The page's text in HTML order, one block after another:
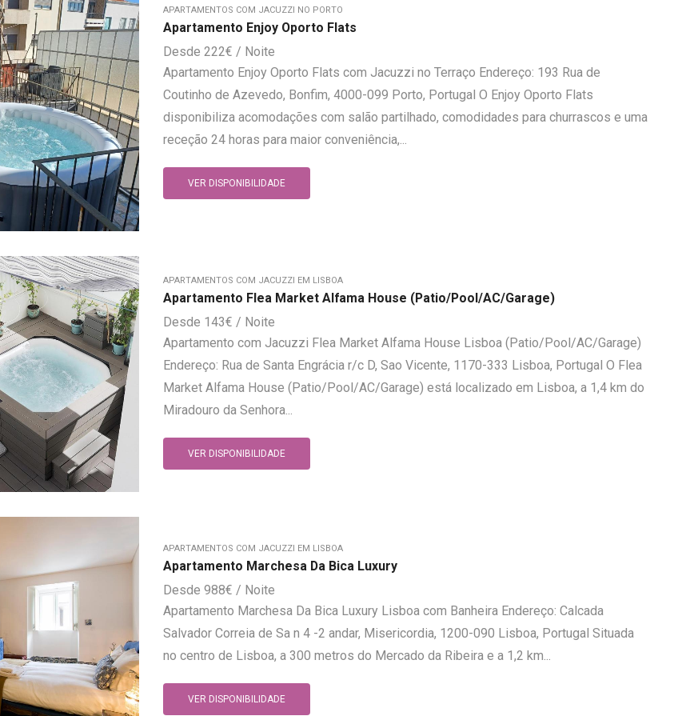
APARTAMENTOS COM JACUZZI NO PORTO
Apartamento Enjoy Oporto Flats
222€
Apartamento Enjoy Oporto Flats com Jacuzzi no Terraço Endereço: 193 Rua de
Coutinho de Azevedo, Bonfim, 4000-099 Porto, Portugal O Enjoy Oporto Flats
disponibiliza acomodações com salão partilhado, comodidades para churrascos e uma
receção 24 horas para maior conveniência,...
VER DISPONIBILIDADE
APARTAMENTOS COM JACUZZI EM LISBOA
Apartamento Flea Market Alfama House (Patio/Pool/AC/Garage)
143€
Apartamento com Jacuzzi Flea Market Alfama House Lisboa (Patio/Pool/AC/Garage)
Endereço: Rua de Santa Engrácia r/c D, Sao Vicente, 1170-333 Lisboa, Portugal O Flea
Market Alfama House (Patio/Pool/AC/Garage) está localizado em Lisboa, a 1,4 km do
Miradouro da Senhora...
VER DISPONIBILIDADE
APARTAMENTOS COM JACUZZI EM LISBOA
Apartamento Marchesa Da Bica Luxury
988€
Apartamento Marchesa Da Bica Luxury Lisboa com Banheira Endereço: Calcada
Salvador Correia de Sa n 4 -2 andar, Misericordia, 1200-090 Lisboa, Portugal Situada
no centro de Lisboa, a 300 metros do Mercado da Ribeira e a 1,2 km...
VER DISPONIBILIDADE